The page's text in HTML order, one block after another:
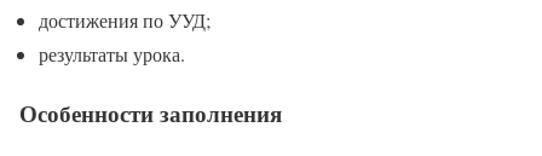
достижения по УУД;
результаты урока.
Особенности заполнения